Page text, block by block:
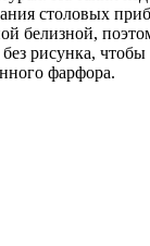
столовых
белизной,
рисунка, чтобы
фарфора.